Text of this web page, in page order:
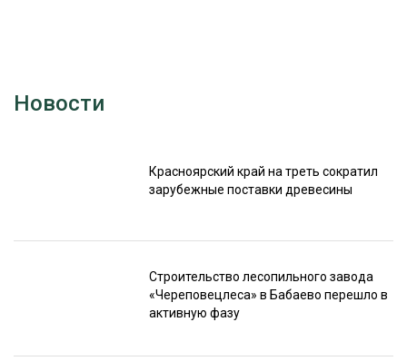
Новости
Красноярский край на треть сократил
зарубежные поставки древесины
Строительство лесопильного завода
«Череповецлеса» в Бабаево перешло в
активную фазу